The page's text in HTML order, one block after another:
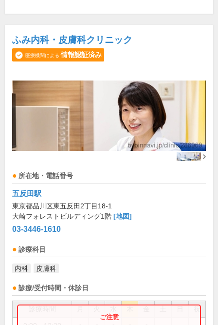
ふみ内科・皮膚科クリニック
医療機関による 情報認証済み
所在地・電話番号
五反田駅
東京都品川区東五反田2丁目18-1
大崎フォレストビルディング1階 [地図]
03-3446-1610
診療科目
内科 皮膚科
診療/受付時間・休診日
祝